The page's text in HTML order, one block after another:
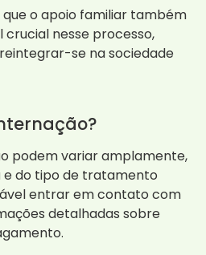
o apoio familiar também
nesse processo,
se na sociedade
podem variar amplamente,
do tipo de tratamento
entrar em contato com
detalhadas sobre